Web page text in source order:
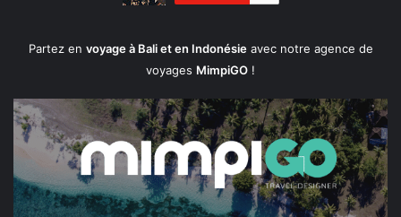
Partez en voyage à Bali et en Indonésieavec notre agence de
voyages MimpiGO !